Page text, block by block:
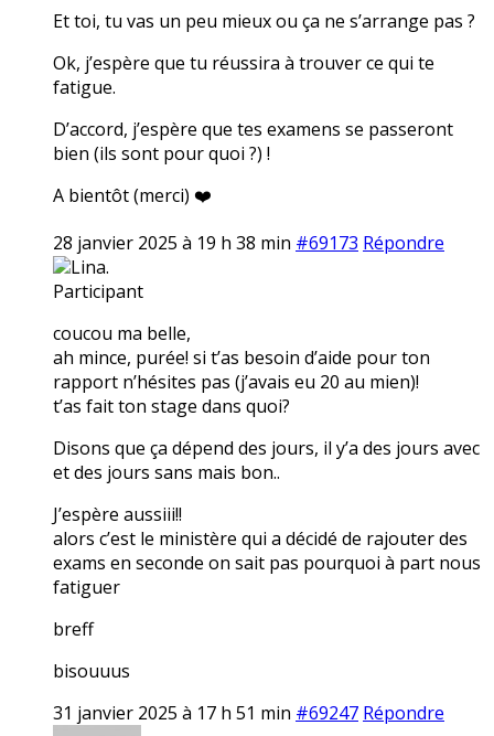
Et toi, tu vas un peu mieux ou ça ne s’arrange pas ?
Ok, j’espère que tu réussira à trouver ce qui te
fatigue.
D’accord, j’espère que tes examens se passeront
bien (ils sont pour quoi ?) !
A bientôt (merci) ❤️
28 janvier 2025 à 19 h 38 min #69173 Répondre
Lina.
Participant
coucou ma belle,
ah mince, purée! si t’as besoin d’aide pour ton
rapport n’hésites pas (j’avais eu 20 au mien)!
t’as fait ton stage dans quoi?
Disons que ça dépend des jours, il y’a des jours avec
et des jours sans mais bon..
J’espère aussiii!!
alors c’est le ministère qui a décidé de rajouter des
exams en seconde on sait pas pourquoi à part nous
fatiguer
breff
bisouuus
31 janvier 2025 à 17 h 51 min #69247 Répondre